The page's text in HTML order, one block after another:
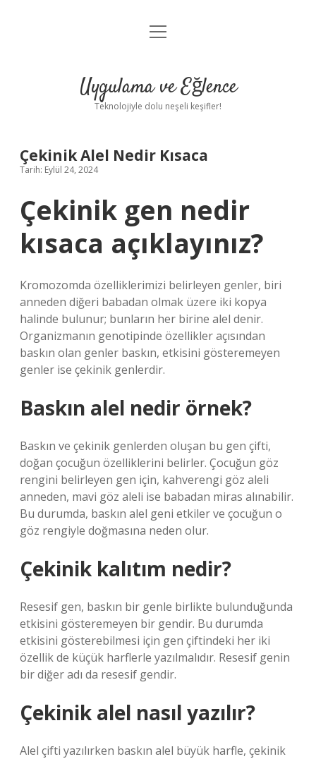
Anasayfa
Yasal Uyarı
menüyü
Uygulama ve Eğlence
Teknolojiyle dolu neşeli keşifler!
Çekinik Alel Nedir Kısaca
Tarih: Eylül 24, 2024
Çekinik gen nedir
kısaca açıklayınız?
Kromozomda özelliklerimizi belirleyen genler, biri
anneden diğeri babadan olmak üzere iki kopya
halinde bulunur; bunların her birine alel denir.
Organizmanın genotipinde özellikler açısından
baskın olan genler baskın, etkisini gösteremeyen
genler ise çekinik genlerdir.
Baskın alel nedir örnek?
Baskın ve çekinik genlerden oluşan bu gen çifti,
doğan çocuğun özelliklerini belirler. Çocuğun göz
rengini belirleyen gen için, kahverengi göz aleli
anneden, mavi göz aleli ise babadan miras alınabilir.
Bu durumda, baskın alel geni etkiler ve çocuğun o
göz rengiyle doğmasına neden olur.
Çekinik kalıtım nedir?
Resesif gen, baskın bir genle birlikte bulunduğunda
etkisini gösteremeyen bir gendir. Bu durumda
etkisini gösterebilmesi için gen çiftindeki her iki
özellik de küçük harflerle yazılmalıdır. Resesif genin
bir diğer adı da resesif gendir.
Çekinik alel nasıl yazılır?
Alel çifti yazılırken baskın alel büyük harfle, çekinik